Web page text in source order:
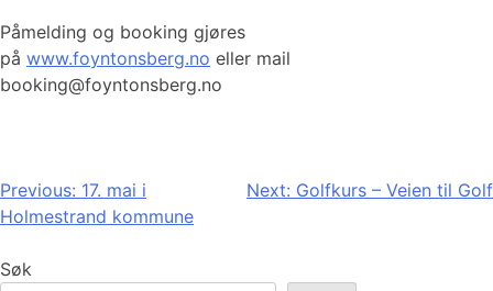
Påmelding og booking gjøres
på www.foyntonsberg.no eller mail
booking@foyntonsberg.no
Innleggsnavigasjon
Previous: 17. mai i
Holmestrand kommune
Next: Golfkurs – Veien til Golf
Søk